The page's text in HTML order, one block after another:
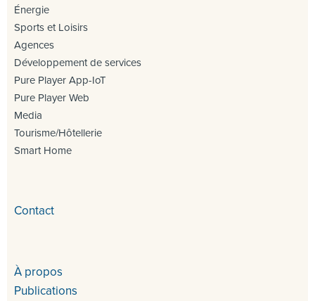
Énergie
Sports et Loisirs
Agences
Développement de services
Pure Player App-IoT
Pure Player Web
Media
Tourisme/Hôtellerie
Smart Home
Contact
À propos
Publications